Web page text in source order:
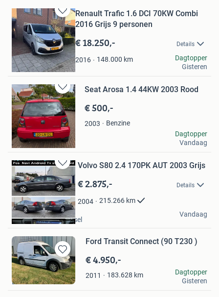
Bewaren
in
Mijn
Favorieten
Renault Trafic 1.6 DCI 70KW Combi
2016 Grijs 9 personen
€ 18.250,- Details
2016 148.000 km
chefke
Gendringen
Dagtopper
Gisteren
Bewaren
in
Mijn
Favorieten
Seat Arosa 1.4 44KW 2003 Rood
€ 500,-
2003
Benzine
Johan Post
Urk
Dagtopper
Vandaag
Bewaren
in
Mijn
Favorieten
Volvo S80 2.4 170PK AUT 2003 Grijs
€ 2.875,- Details
2004 215.266 km
Danny
Krimpen aan den IJssel
Vandaag
Bewaren
in
Mijn
Favorieten
Ford Transit Connect (90 T230 )
€ 4.950,-
2011 183.628 km
Helmie
Deurne
Dagtopper
Gisteren